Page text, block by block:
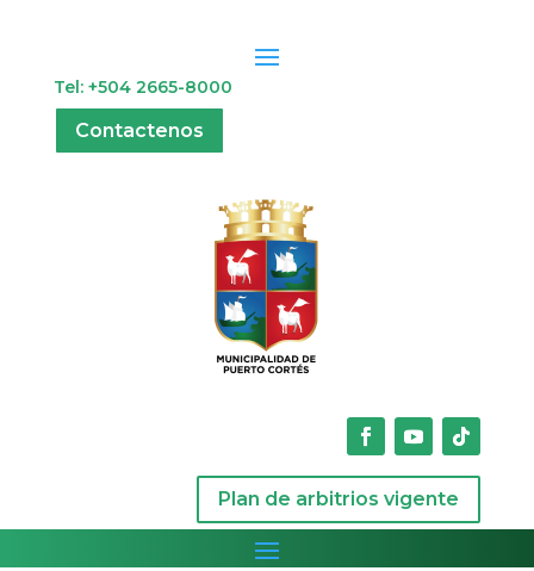
Tel: +504 2665-8000
Contactenos
Plan de arbitrios vigente